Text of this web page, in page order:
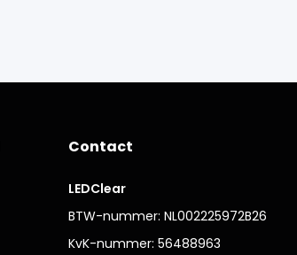
Contact
LEDClear
BTW-nummer: NL002225972B26
KvK-nummer: 56488963